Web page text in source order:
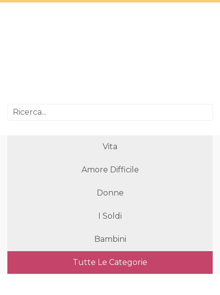
Vita
Amore Difficile
Donne
I Soldi
Bambini
Tutte Le Categorie